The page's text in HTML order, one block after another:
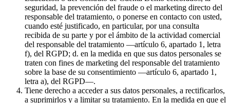
seguridad, la prevención del fraude o el marketing directo del
responsable del tratamiento, o ponerse en contacto con usted,
cuando esté justificado, en particular, por una consulta
recibida de su parte y por el ámbito de la actividad comercial
del responsable del tratamiento —artículo 6, apartado 1, letra
f), del RGPD; d. en la medida en que sus datos personales se
traten con fines de marketing del responsable del tratamiento
sobre la base de su consentimiento —artículo 6, apartado 1,
letra a), del RGPD—.
Tiene derecho a acceder a sus datos personales, a rectificarlos,
a suprimirlos y a limitar su tratamiento. En la medida en que el